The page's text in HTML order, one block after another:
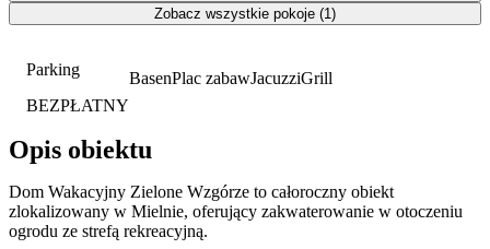
Parking
BEZPŁATNY
BasenPlac zabawJacuzziGrill
Opis obiektu
Dom Wakacyjny Zielone Wzgórze to całoroczny obiekt
zlokalizowany w Mielnie, oferujący zakwaterowanie w otoczeniu
ogrodu ze strefą rekreacyjną.
Zobacz wszystkie pokoje (1)